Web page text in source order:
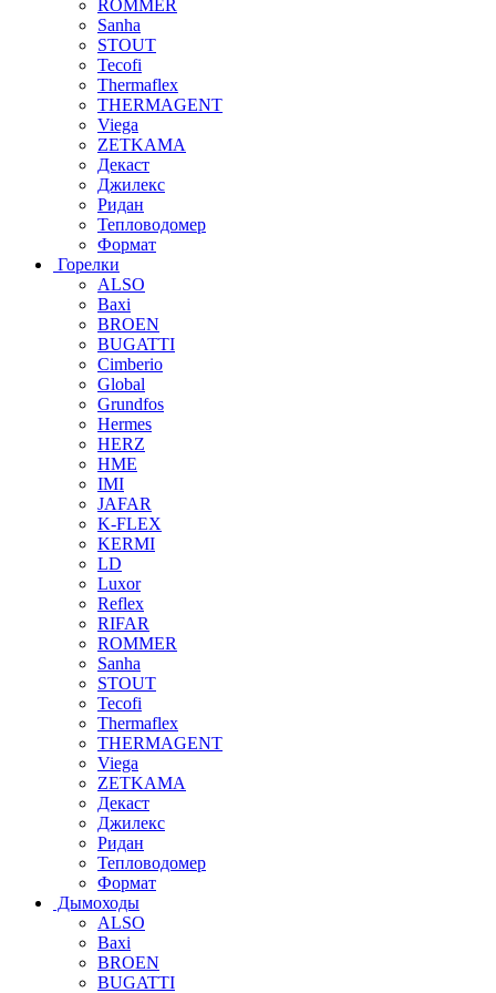
ROMMER
Sanha
STOUT
Tecofi
Thermaflex
THERMAGENT
Viega
ZETKAMA
Декаст
Джилекс
Ридан
Тепловодомер
Формат
Горелки
ALSO
Baxi
BROEN
BUGATTI
Cimberio
Global
Grundfos
Hermes
HERZ
HME
IMI
JAFAR
K-FLEX
KERMI
LD
Luxor
Reflex
RIFAR
ROMMER
Sanha
STOUT
Tecofi
Thermaflex
THERMAGENT
Viega
ZETKAMA
Декаст
Джилекс
Ридан
Тепловодомер
Формат
Дымоходы
ALSO
Baxi
BROEN
BUGATTI